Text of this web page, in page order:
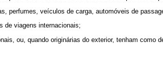
perfumes, veículos de carga, automóveis de
de viagens internacionais;
ou, quando originárias do exterior, tenham como